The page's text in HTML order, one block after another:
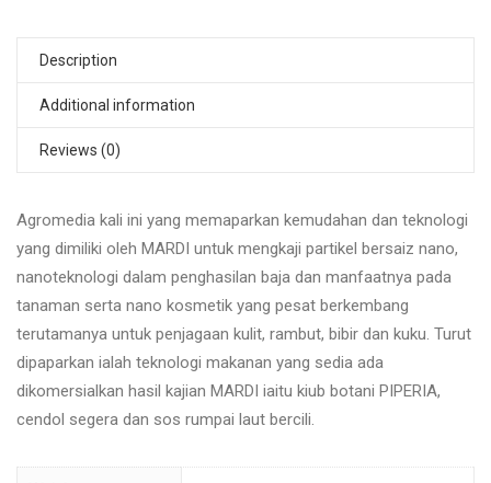
Description
Additional information
Reviews (0)
Agromedia kali ini yang memaparkan kemudahan dan teknologi
yang dimiliki oleh MARDI untuk mengkaji partikel bersaiz nano,
nanoteknologi dalam penghasilan baja dan manfaatnya pada
tanaman serta nano kosmetik yang pesat berkembang
terutamanya untuk penjagaan kulit, rambut, bibir dan kuku. Turut
dipaparkan ialah teknologi makanan yang sedia ada
dikomersialkan hasil kajian MARDI iaitu kiub botani PIPERIA,
cendol segera dan sos rumpai laut bercili.